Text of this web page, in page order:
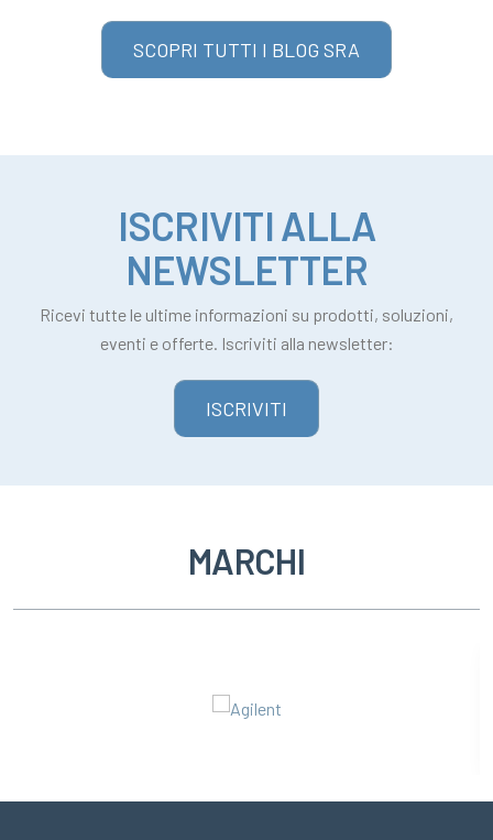
SCOPRI TUTTI I BLOG SRA
ISCRIVITI ALLA
NEWSLETTER
Ricevi tutte le ultime informazioni su prodotti, soluzioni,
eventi e offerte. Iscriviti alla newsletter:
ISCRIVITI
MARCHI